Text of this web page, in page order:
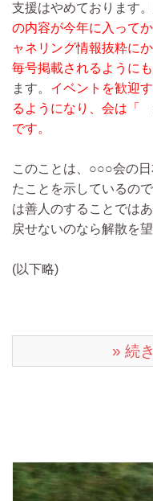
支援はやめております
の内容が今年に入って
ャネリング情報抜粋に
毎号掲載されるようにも
ます。 イベントを歓迎
るようになり、会は
です。
このことは、○○○会の
たことを示しているの
は善人のすることでは
戻せないのなら解散を望
(以下略)
» 続